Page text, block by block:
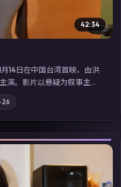
42:34
14日在中国台湾首映，由洪
演。影片以悬疑为叙事主
逐渐模糊；摄影与配乐强化
观看高清电视剧在线看」延
线追剧体验。